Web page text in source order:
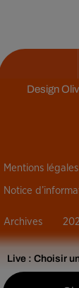
Live : Choisir
Design
Mentions légales
Notice
Archives